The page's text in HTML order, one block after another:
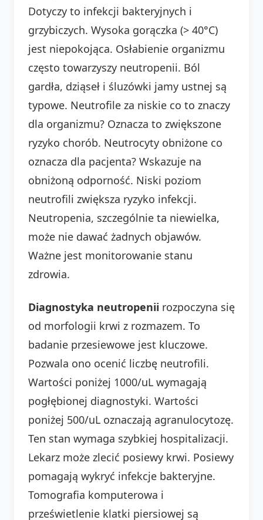
Dotyczy to infekcji bakteryjnych i
grzybiczych. Wysoka gorączka (> 40°C)
jest niepokojąca. Osłabienie organizmu
często towarzyszy neutropenii. Ból
gardła, dziąseł i śluzówki jamy ustnej są
typowe. Neutrofile za niskie co to znaczy
dla organizmu? Oznacza to zwiększone
ryzyko chorób. Neutrocyty obniżone co
oznacza dla pacjenta? Wskazuje na
obniżoną odporność. Niski poziom
neutrofili zwiększa ryzyko infekcji.
Neutropenia, szczególnie ta niewielka,
może nie dawać żadnych objawów.
Ważne jest monitorowanie stanu
zdrowia.
Diagnostyka neutropenii rozpoczyna się
od morfologii krwi z rozmazem. To
badanie przesiewowe jest kluczowe.
Pozwala ono ocenić liczbę neutrofili.
Wartości poniżej 1000/uL wymagają
pogłębionej diagnostyki. Wartości
poniżej 500/uL oznaczają agranulocytozę.
Ten stan wymaga szybkiej hospitalizacji.
Lekarz może zlecić posiewy krwi. Posiewy
pomagają wykryć infekcje bakteryjne.
Tomografia komputerowa i
prześwietlenie klatki piersiowej są